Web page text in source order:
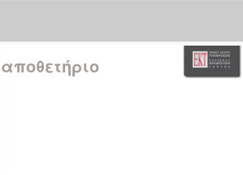
αποθετήριο